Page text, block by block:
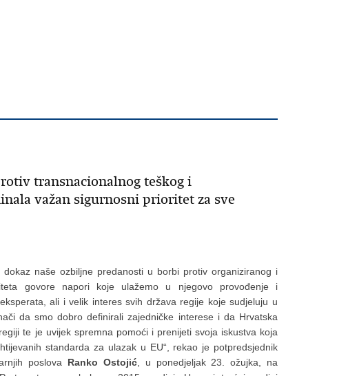
transnacionalnog teškog i
važan sigurnosni prioritet za sve
dokaz naše ozbiljne predanosti u borbi protiv organiziranog i
govore napori koje ulažemo u njegovo provođenje i
ali i velik interes svih država regije koje sudjeluju u
da smo dobro definirali zajedničke interese i da Hrvatska
te je uvijek spremna pomoći i prenijeti svoja iskustva koja
standarda za ulazak u EU“, rekao je potpredsjednik
poslova Ranko Ostojić, u ponedjeljak 23. ožujka, na